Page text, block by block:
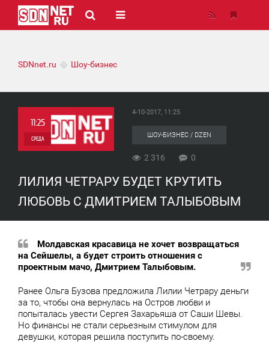
SDNnet.ru Шоу-бизнес
11:25
СРЕДА
4-10-2017, 11:25
ШОУ-БИЗНЕС / DZEN
2 316 0
ЛИЛИЯ ЧЕТРАРУ БУДЕТ КРУТИТЬ
ЛЮБОВЬ С ДМИТРИЕМ ТАЛЫБОВЫМ
Молдавская красавица не хочет возвращаться
на Сейшелы, а будет строить отношения с
проектным мачо, Дмитрием Талыбовым.
Ранее Ольга Бузова предложила Лилии Четрару деньги
за то, чтобы она вернулась на Остров любви и
попыталась увести Сергея Захарьяша от Саши Шевы.
Но финансы не стали серьезным стимулом для
девушки, которая решила поступить по-своему.